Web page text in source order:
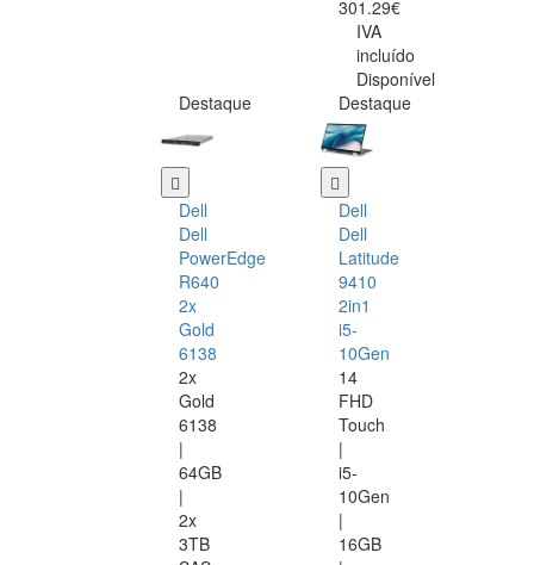
301.29€
IVA
incluído
Disponível
Destaque
Dell
Dell
PowerEdge
R640
2x
Gold
6138
2x
Gold
6138
|
64GB
|
2x
3TB
Destaque
Dell
Dell
Latitude
9410
2in1
i5-
10Gen
14
FHD
Touch
|
i5-
10Gen
|
16GB